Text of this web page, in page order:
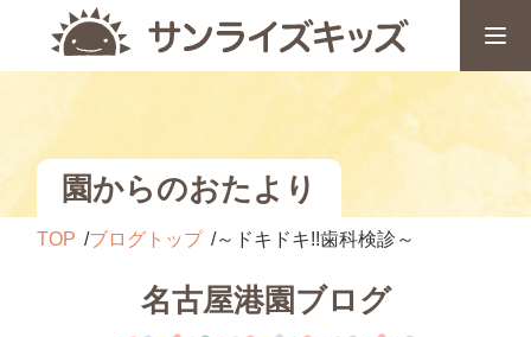
園からのおたより
TOP ブログトップ ～ドキドキ!!歯科検診～
名古屋港園ブログ